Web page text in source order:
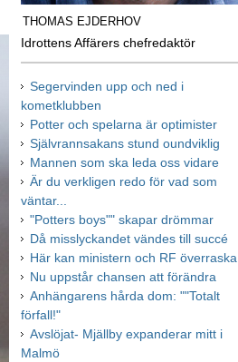
THOMAS EJDERHOV
Idrottens Affärers chefredaktör
Segervinden upp och ned i
kometklubben
Potter och spelarna är optimister
Självrannsakans stund oundviklig
Mannen som ska leda oss vidare
Är du verkligen redo för vad som
väntar...
"Potters boys"" skapar drömmar
Då misslyckandet vändes till succé
Här kan ministern och RF överraska
Nu uppstår chansen att förändra
Anhängarens hårda dom: ""Totalt
förfall!"
Avslöjat- Mjällby expanderar mitt i
Malmö